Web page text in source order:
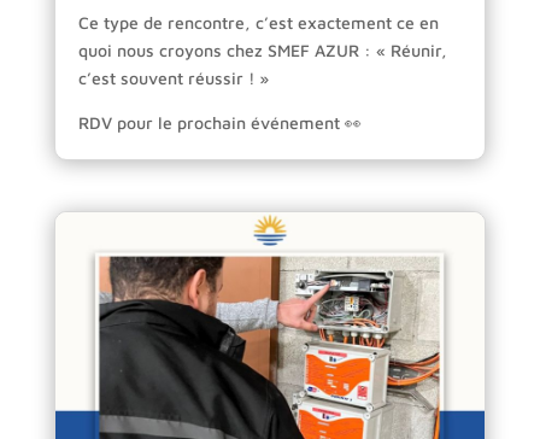
Ce type de rencontre, c’est exactement ce en
quoi nous croyons chez SMEF AZUR : « Réunir,
c’est souvent réussir ! »
RDV pour le prochain événement 👀